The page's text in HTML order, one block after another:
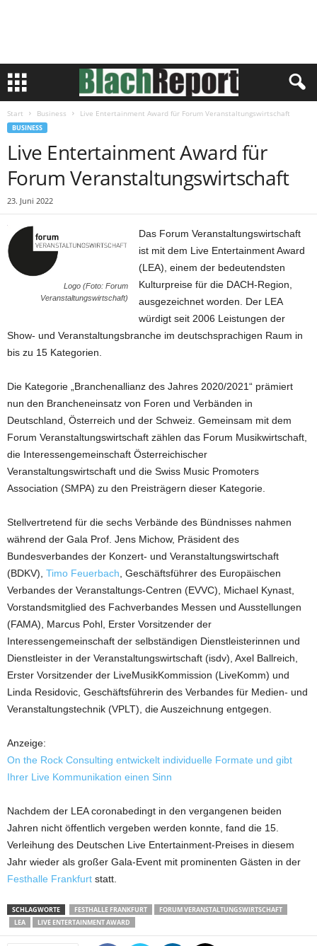
Start Business Live Entertainment Award für Forum Veranstaltungswirtschaft
BUSINESS
Live Entertainment Award für
Forum Veranstaltungswirtschaft
23. Juni 2022
Logo (Foto: Forum
Veranstaltungswirtschaft)
Das Forum Veranstaltungswirtschaft
ist mit dem Live Entertainment Award
(LEA), einem der bedeutendsten
Kulturpreise für die DACH-Region,
ausgezeichnet worden. Der LEA
würdigt seit 2006 Leistungen der
Show- und Veranstaltungsbranche im deutschsprachigen Raum in
bis zu 15 Kategorien.
Die Kategorie „Branchenallianz des Jahres 2020/2021“ prämiert
nun den Brancheneinsatz von Foren und Verbänden in
Deutschland, Österreich und der Schweiz. Gemeinsam mit dem
Forum Veranstaltungswirtschaft zählen das Forum Musikwirtschaft,
die Interessengemeinschaft Österreichischer
Veranstaltungswirtschaft und die Swiss Music Promoters
Association (SMPA) zu den Preisträgern dieser Kategorie.
Stellvertretend für die sechs Verbände des Bündnisses nahmen
während der Gala Prof. Jens Michow, Präsident des
Bundesverbandes der Konzert- und Veranstaltungswirtschaft
(BDKV), Timo Feuerbach , Geschäftsführer des Europäischen
Verbandes der Veranstaltungs-Centren (EVVC), Michael Kynast,
Vorstandsmitglied des Fachverbandes Messen und Ausstellungen
(FAMA), Marcus Pohl, Erster Vorsitzender der
Interessengemeinschaft der selbständigen Dienstleisterinnen und
Dienstleister in der Veranstaltungswirtschaft (isdv), Axel Ballreich,
Erster Vorsitzender der LiveMusikKommission (LiveKomm) und
Linda Residovic, Geschäftsführerin des Verbandes für Medien- und
Veranstaltungstechnik (VPLT), die Auszeichnung entgegen.
Anzeige:
On the Rock Consulting entwickelt individuelle Formate und gibt
Ihrer Live Kommunikation einen Sinn
Nachdem der LEA coronabedingt in den vergangenen beiden
Jahren nicht öffentlich vergeben werden konnte, fand die 15.
Verleihung des Deutschen Live Entertainment-Preises in diesem
Jahr wieder als großer Gala-Event mit prominenten Gästen in der
Festhalle Frankfurt statt.
SCHLAGWORTE FESTHALLE FRANKFURT
FORUM VERANSTALTUNGSWIRTSCHAFT
LEA
LIVE ENTERTAINMENT AWARD